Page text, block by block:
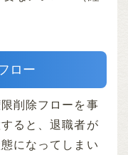
ロー
削除フローを事
ると、退職者が
になってしまい